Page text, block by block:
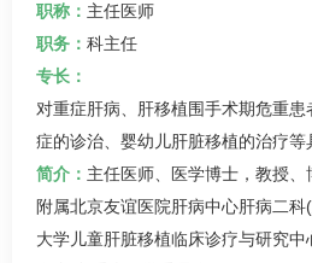
职称： 主任医师
职务： 科主任
专长：
对重症肝病、肝移植围手术期危重
症的诊治、婴幼儿肝脏移植的治疗等
简介： 主任医师、医学博士，教授
附属北京友谊医院肝病中心肝病二
大学儿童肝脏移植临床诊疗与研究